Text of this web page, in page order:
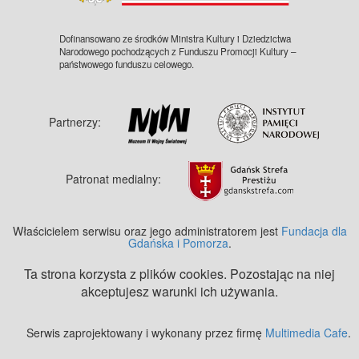
Dofinansowano ze środków Ministra Kultury i Dziedzictwa
Narodowego pochodzących z Funduszu Promocji Kultury –
państwowego funduszu celowego.
Partnerzy:
Patronat medialny:
Właścicielem serwisu oraz jego administratorem jest Fundacja dla
Gdańska i Pomorza.
Ta strona korzysta z plików cookies. Pozostając na niej
akceptujesz warunki ich używania.
Serwis zaprojektowany i wykonany przez firmę Multimedia Cafe.